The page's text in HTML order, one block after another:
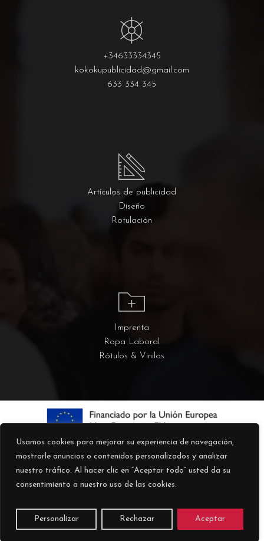
Usamos cookies para mejorar su experiencia de navegación,
mostrarle anuncios o contenidos personalizados y analizar
nuestro tráfico. Al hacer clic en “Aceptar todo” usted da su
consentimiento a nuestro uso de las cookies.
Personalizar Rechazar Aceptar
+34633334345
kokokupublicidad@gmail.com
633 334 345
Artículos de publicidad
Diseño
Rotulación
Imprenta
Ropa Laboral
Rótulos & Vinilos
© 2026 Kokoku.